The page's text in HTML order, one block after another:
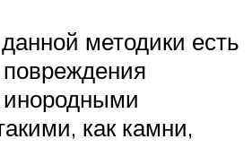
методики есть
как камни,